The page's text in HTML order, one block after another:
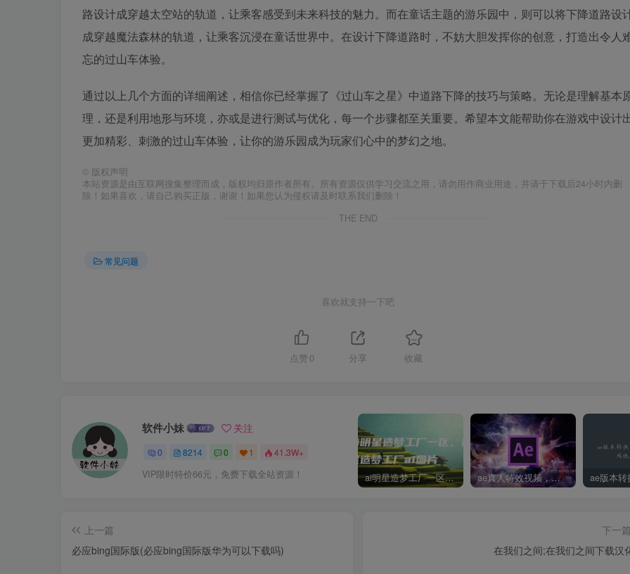
路设计成穿越太空站的轨道，让乘客感受到未来科技的魅力。而在童话主题的游乐园中，则可以将下降道路设
成穿越魔法森林的轨道，让乘客沉浸在童话世界中。在设计下降道路时，不妨大胆发挥你的创意，打造出令人
忘的过山车体验。
通过以上几个方面的详细阐述，相信你已经掌握了《过山车之星》中道路下降的技巧与策略。无论是理解基本
理，还是利用地形与环境，亦或是进行测试与优化，每一个步骤都至关重要。希望本文能帮助你在游戏中设计
更加精彩、刺激的过山车体验，让你的游乐园成为玩家们心中的梦幻之地。
© 版权声明
本站资源是由互联网搜集整理而成，版权均归原作者所有。所有资源仅供学习交流之用，请勿用作商业用途，并请于下载后24小时内删
除！如果喜欢，请自己购买正版，谢谢！如果您认为侵权请及时联系我们删除！
THE END
常见问题
喜欢就支持一下吧
点赞 0 分享 收藏
软件小妹 关注
0 8214 0 1 41.3W+
VIP限时特价66元，免费下载全站资源！ ai明星造梦工厂一区，明星造梦工厂ai图片 ae真人特效视频，大学生第一次做ppt怎么做
上一篇
必应bing国际版(必应bing国际版华为可以下载吗)
下一篇
在我们之间;在我们之间下载汉